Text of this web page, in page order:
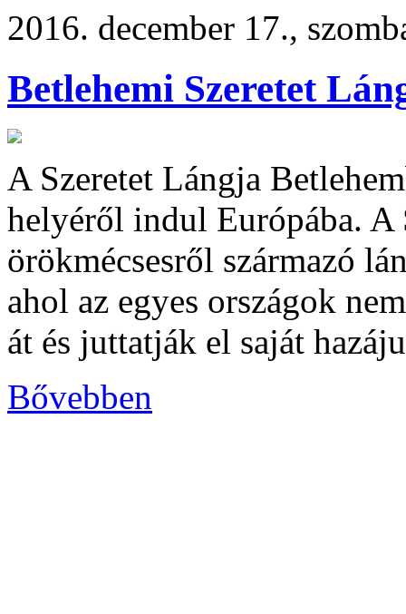
2016. december 17.,
Betlehemi Szeretet
A Szeretet Lángja
helyéről indul Európába. A
örökmécsesről származó
ahol az egyes országok
át és juttatják el saját
Bővebben